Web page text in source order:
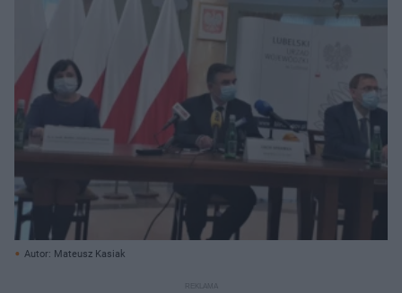
Autor: Mateusz Kasiak